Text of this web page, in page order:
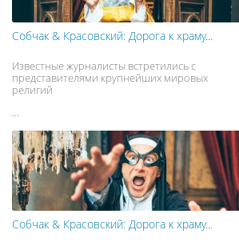
Собчак & Красовский: Дорога к храму...
Известные журналисты встретились с
представителями крупнейших мировых
религий
...
Собчак & Красовский: Дорога к храму...